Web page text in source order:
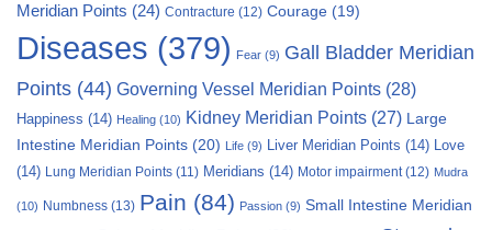
Meridian Points (24) Contracture (12) Courage (19)
Diseases (379) Fear (9) Gall Bladder Meridian
Points (44) Governing Vessel Meridian Points (28)
Happiness (14) Healing (10) Kidney Meridian Points (27) Large
Intestine Meridian Points (20) Life (9) Liver Meridian Points (14) Love
(14)
Lung Meridian Points (11) Meridians (14) Motor impairment(12) Mudra
(10) Numbness (13) Pain (84) Passion (9) Small Intestine Meridian